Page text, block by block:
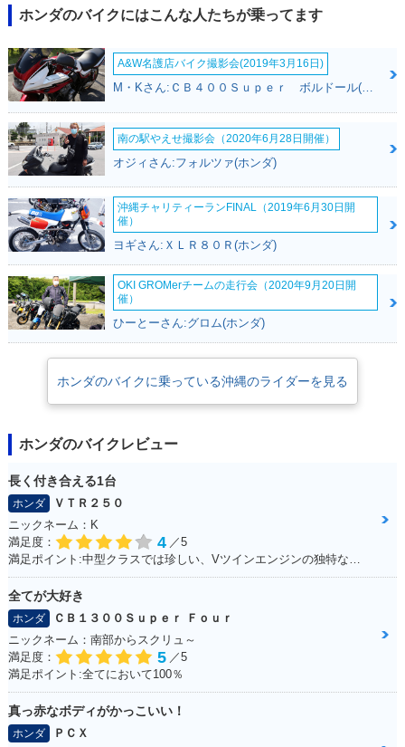
ホンダのバイクにはこんな人たちが乗ってます
A&W名護店バイク撮影会(2019年3月16日)
M・Kさん:ＣＢ４００Ｓｕｐｅｒ ボルドール(ホンダ)
南の駅やえせ撮影会（2020年6月28日開催）
オジィさん:フォルツァ(ホンダ)
沖縄チャリティーランFINAL（2019年6月30日開
催）
ヨギさん:ＸＬＲ８０Ｒ(ホンダ)
OKI GROMerチームの走行会（2020年9月20日開
催）
ひーとーさん:グロム(ホンダ)
ホンダのバイクに乗っている沖縄のライダーを見る
ホンダのバイクレビュー
長く付き合える1台
ホンダ
ＶＴＲ２５０
ニックネーム：K
満足度：
4 ／5
満足ポイント:中型クラスでは珍しい、Vツインエンジンの独特なエンジンサウンドは走っていて気持ちが良い。燃費、運動性能、乗り心地と、どれを取っても優秀で、街乗りからツーリングまで1台でこなせてしまう優等生。
全てが大好き
ホンダ
ＣＢ１３００Ｓｕｐｅｒ Ｆｏｕｒ
ニックネーム：南部からスクリュ～
満足度：
5 ／5
満足ポイント:全てにおいて100％
真っ赤なボディがかっこいい！
ホンダ
ＰＣＸ